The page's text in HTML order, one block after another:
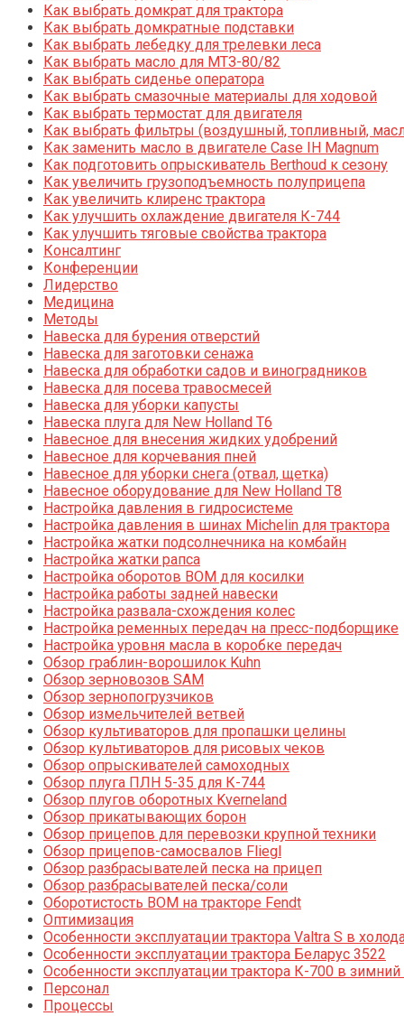
Как выбрать домкрат для трактора
Как выбрать домкратные подставки
Как выбрать лебедку для трелевки леса
Как выбрать масло для МТЗ-80/82
Как выбрать сиденье оператора
Как выбрать смазочные материалы для ходовой
Как выбрать термостат для двигателя
Как выбрать фильтры (воздушный, топливный,
Как заменить масло в двигателе Case IH Magnum
Как подготовить опрыскиватель Berthoud к сезону
Как увеличить грузоподъемность полуприцепа
Как увеличить клиренс трактора
Как улучшить охлаждение двигателя К-744
Как улучшить тяговые свойства трактора
Консалтинг
Конференции
Лидерство
Медицина
Методы
Навеска для бурения отверстий
Навеска для заготовки сенажа
Навеска для обработки садов и виноградников
Навеска для посева травосмесей
Навеска для уборки капусты
Навеска плуга для New Holland T6
Навесное для внесения жидких удобрений
Навесное для корчевания пней
Навесное для уборки снега (отвал, щетка)
Навесное оборудование для New Holland T8
Настройка давления в гидросистеме
Настройка давления в шинах Michelin для трактора
Настройка жатки подсолнечника на комбайн
Настройка жатки рапса
Настройка оборотов ВОМ для косилки
Настройка работы задней навески
Настройка развала-схождения колес
Настройка ременных передач на пресс-подборщике
Настройка уровня масла в коробке передач
Обзор граблин-ворошилок Kuhn
Обзор зерновозов SAM
Обзор зернопогрузчиков
Обзор измельчителей ветвей
Обзор культиваторов для пропашки целины
Обзор культиваторов для рисовых чеков
Обзор опрыскивателей самоходных
Обзор плуга ПЛН 5-35 для К-744
Обзор плугов оборотных Kverneland
Обзор прикатывающих борон
Обзор прицепов для перевозки крупной техники
Обзор прицепов-самосвалов Fliegl
Обзор разбрасывателей песка на прицеп
Обзор разбрасывателей песка/соли
Оборотистость ВОМ на тракторе Fendt
Оптимизация
Особенности эксплуатации трактора Valtra S в
Особенности эксплуатации трактора Беларус 3522
Особенности эксплуатации трактора К-700 в
Персонал
Процессы